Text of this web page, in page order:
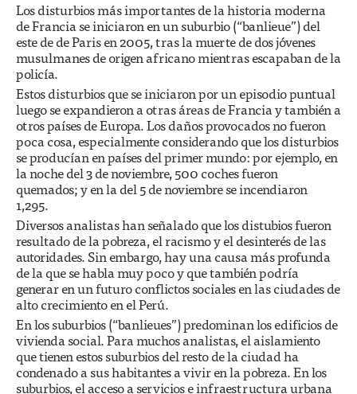
Los disturbios más importantes de la historia moderna
de Francia se iniciaron en un suburbio (“banlieue”) del
este de de Paris en 2005, tras la muerte de dos jóvenes
musulmanes de origen africano mientras escapaban de la
policía.
Estos disturbios que se iniciaron por un episodio puntual
luego se expandieron a otras áreas de Francia y también a
otros países de Europa. Los daños provocados no fueron
poca cosa, especialmente considerando que los disturbios
se producían en países del primer mundo: por ejemplo, en
la noche del 3 de noviembre, 500 coches fueron
quemados; y en la del 5 de noviembre se incendiaron
1,295.
Diversos analistas han señalado que los distubios fueron
resultado de la pobreza, el racismo y el desinterés de las
autoridades. Sin embargo, hay una causa más profunda
de la que se habla muy poco y que también podría
generar en un futuro conflictos sociales en las ciudades de
alto crecimiento en el Perú.
En los suburbios (“banlieues”) predominan los edificios de
vivienda social. Para muchos analistas, el aislamiento
que tienen estos suburbios del resto de la ciudad ha
condenado a sus habitantes a vivir en la pobreza. En los
suburbios, el acceso a servicios e infraestructura urbana